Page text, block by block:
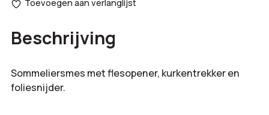
totaal:
Toevoegen aan verlanglijst
Beschrijving
Sommeliersmes met flesopener, kurkentrekker en
foliesnijder.